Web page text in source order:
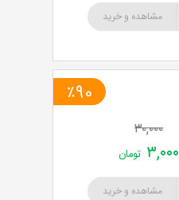
مشاهده و خرید
٪90
۳۰,۰۰۰
۳,۰۰۰ تومان
مشاهده و خرید